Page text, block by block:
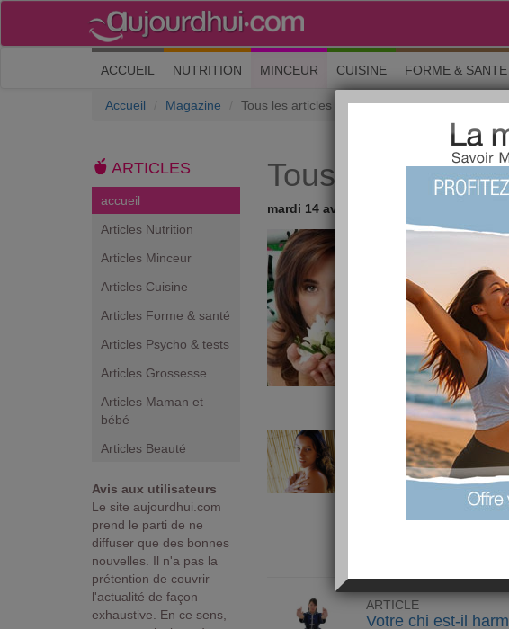
ACCUEIL (current)
NUTRITION MINCEUR CUISINE FORME & SANTE
Accueil Magazine Tous les articles
ARTICLES
accueil
Articles Nutrition
Articles Minceur
Articles Cuisine
Articles Forme & santé
Articles Psycho & tests
Articles Grossesse
Articles Maman et
bébé
Articles Beauté
Avis aux utilisateurs
Le site aujourdhui.com
prend le parti de ne
diffuser que des bonnes
nouvelles. Il n'a pas la
prétention de couvrir
l'actualité de façon
exhaustive. En ce sens,
Tous les articles
mardi 14 avril 2009
ARTICLE
Les 8 plantes les
feng shuiaccorde
sont favorables et
végétaux qui vont vous
ARTICLE
Votre chi est-il